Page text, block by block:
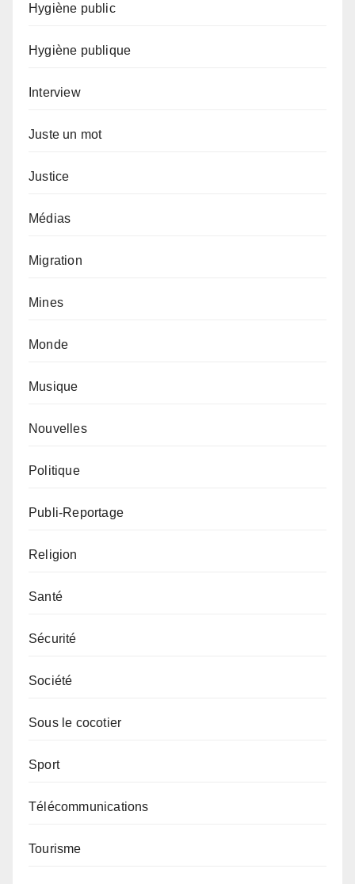
Hygiène public
Hygiène publique
Interview
Juste un mot
Justice
Médias
Migration
Mines
Monde
Musique
Nouvelles
Politique
Publi-Reportage
Religion
Santé
Sécurité
Société
Sous le cocotier
Sport
Télécommunications
Tourisme